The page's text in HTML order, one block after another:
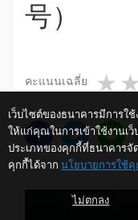
号）
คะแนนเฉลี่ย
เว็บไซต์ของธนาคารมีการใ
ให้แก่คุณในการเข้าใช้งานเ
ประเภทของคุกกี้ที่ธนาคารจั
คุกกี้ได้จาก นโยบายการใช้คุ
ไม่ตกลง